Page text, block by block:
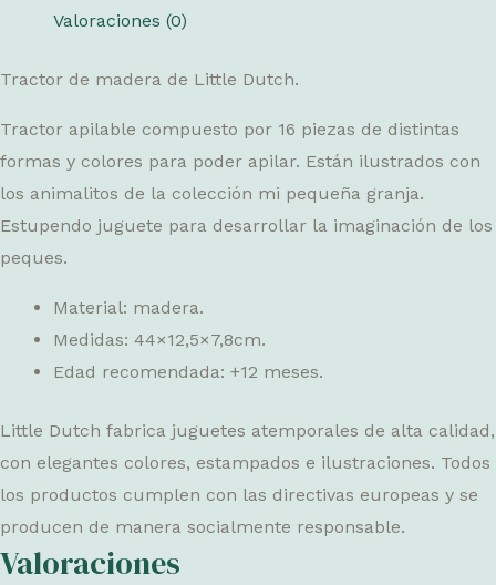
Valoraciones (0)
Tractor de madera de Little Dutch.
Tractor apilable compuesto por 16 piezas de distintas
formas y colores para poder apilar. Están ilustrados con
los animalitos de la colección mi pequeña granja.
Estupendo juguete para desarrollar la imaginación de los
peques.
Material: madera.
Medidas: 44×12,5×7,8cm.
Edad recomendada: +12 meses.
Little Dutch fabrica juguetes atemporales de alta calidad,
con elegantes colores, estampados e ilustraciones. Todos
los productos cumplen con las directivas europeas y se
producen de manera socialmente responsable.
Valoraciones